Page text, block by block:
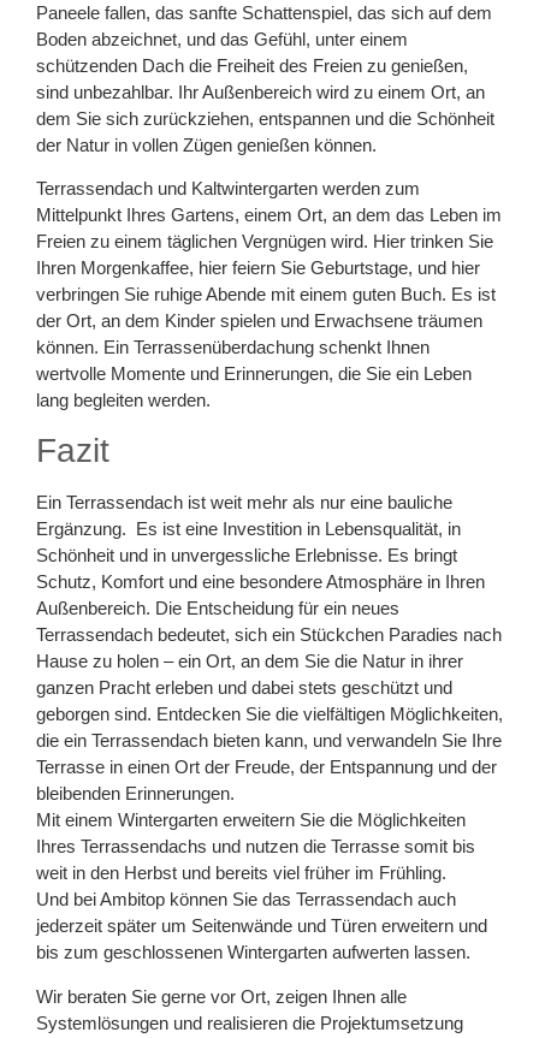
Paneele fallen, das sanfte Schattenspiel, das sich auf dem
Boden abzeichnet, und das Gefühl, unter einem
schützenden Dach die Freiheit des Freien zu genießen,
sind unbezahlbar. Ihr Außenbereich wird zu einem Ort, an
dem Sie sich zurückziehen, entspannen und die Schönheit
der Natur in vollen Zügen genießen können.
Terrassendach und Kaltwintergarten werden zum
Mittelpunkt Ihres Gartens, einem Ort, an dem das Leben im
Freien zu einem täglichen Vergnügen wird. Hier trinken Sie
Ihren Morgenkaffee, hier feiern Sie Geburtstage, und hier
verbringen Sie ruhige Abende mit einem guten Buch. Es ist
der Ort, an dem Kinder spielen und Erwachsene träumen
können. Ein Terrassenüberdachung schenkt Ihnen
wertvolle Momente und Erinnerungen, die Sie ein Leben
lang begleiten werden.
Fazit
Ein Terrassendach ist weit mehr als nur eine bauliche
Ergänzung. Es ist eine Investition in Lebensqualität, in
Schönheit und in unvergessliche Erlebnisse. Es bringt
Schutz, Komfort und eine besondere Atmosphäre in Ihren
Außenbereich. Die Entscheidung für ein neues
Terrassendach bedeutet, sich ein Stückchen Paradies nach
Hause zu holen – ein Ort, an dem Sie die Natur in ihrer
ganzen Pracht erleben und dabei stets geschützt und
geborgen sind. Entdecken Sie die vielfältigen Möglichkeiten,
die ein Terrassendach bieten kann, und verwandeln Sie Ihre
Terrasse in einen Ort der Freude, der Entspannung und der
bleibenden Erinnerungen.
Mit einem Wintergarten erweitern Sie die Möglichkeiten
Ihres Terrassendachs und nutzen die Terrasse somit bis
weit in den Herbst und bereits viel früher im Frühling.
Und bei Ambitop können Sie das Terrassendach auch
jederzeit später um Seitenwände und Türen erweitern und
bis zum geschlossenen Wintergarten aufwerten lassen.
Wir beraten Sie gerne vor Ort, zeigen Ihnen alle
Systemlösungen und realisieren die Projektumsetzung